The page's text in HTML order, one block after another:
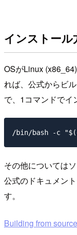
インストール
OSがLinux
れば、公式からビ
で、1コマンドでイ
その他については
公式のドキュメン
す。
Building from